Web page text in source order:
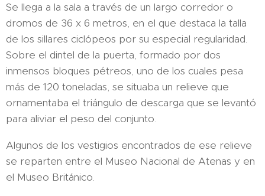
Se llega a la sala a través de un largo corredor o
dromos de 36 x 6 metros, en el que destaca la talla
de los sillares ciclópeos por su especial regularidad.
Sobre el dintel de la puerta, formado por dos
inmensos bloques pétreos, uno de los cuales pesa
más de 120 toneladas, se situaba un relieve que
ornamentaba el triángulo de descarga que se levantó
para aliviar el peso del conjunto.
Algunos de los vestigios encontrados de ese relieve
se reparten entre el Museo Nacional de Atenas y en
el Museo Británico.